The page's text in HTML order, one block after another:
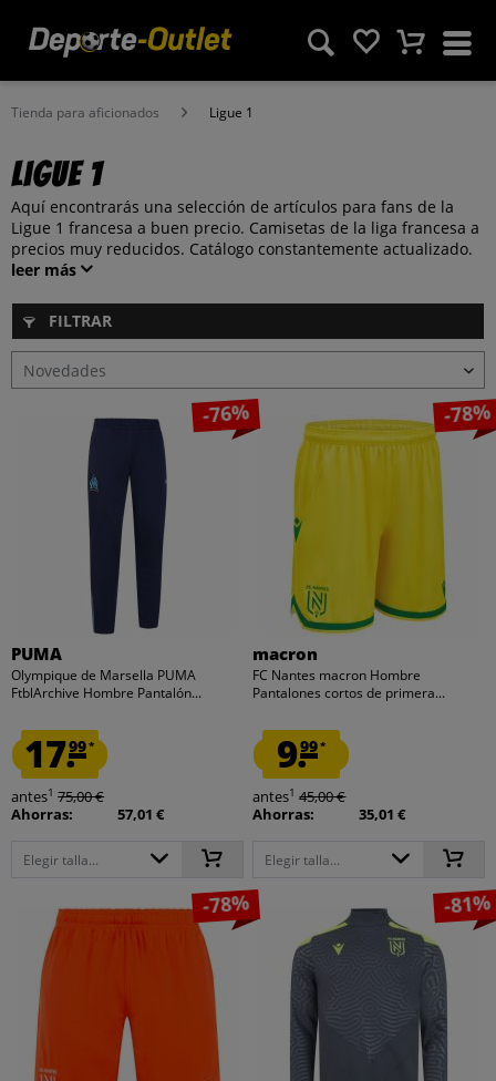
Tienda para aficionados Ligue 1
Ligue 1
Aquí encontrarás una selección de artículos para fans de la
Ligue 1 francesa a buen precio. Camisetas de la liga francesa a
precios muy reducidos. Catálogo constantemente actualizado.
leer más
FILTRAR
-76%
PUMA
Olympique de Marsella PUMA
FtblArchive Hombre Pantalón...
17.99*
antes1 75,00 €
Ahorras:
57,01 €
Elegir talla...
-78%
macron
FC Nantes macron Hombre
Pantalones cortos de primera...
9.99*
antes1 45,00 €
Ahorras:
35,01 €
Elegir talla...
-78% -81%